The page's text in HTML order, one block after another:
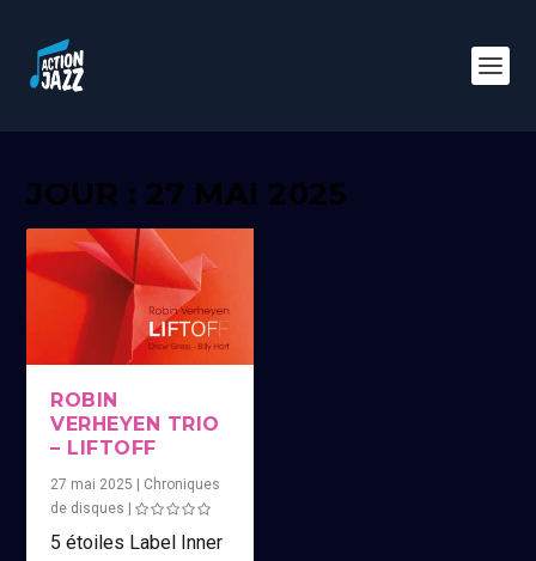
JOUR : 27 MAI 2025
ROBIN
VERHEYEN TRIO
– LIFTOFF
27 mai 2025 | Chroniques
de disques |
5 étoiles Label Inner